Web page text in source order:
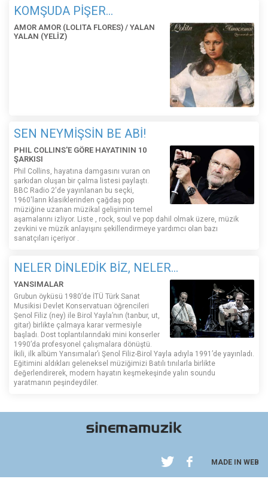
KOMŞUDA PİŞER...
AMOR AMOR (LOLITA FLORES) / YALAN
YALAN (YELİZ)
SEN NEYMİŞSİN BE ABİ!
PHIL COLLINS'E GÖRE HAYATININ 10
ŞARKISI
Phil Collins, hayatına damgasını vuran on
şarkıdan oluşan bir çalma listesi paylaştı.
BBC Radio 2'de yayınlanan bu seçki,
1960'ların klasiklerinden çağdaş pop
müziğine uzanan müzikal gelişimin temel
aşamalarını izliyor. Liste , rock, soul ve pop dahil olmak üzere, müzik
zevkini ve müzik anlayışını şekillendirmeye yardımcı olan bazı
sanatçıları içeriyor .
NELER DİNLEDİK BİZ, NELER...
YANSIMALAR
Grubun öyküsü 1980’de İTÜ Türk Sanat
Musikisi Devlet Konservatuarı öğrencileri
Şenol Filiz (ney) ile Birol Yayla’nın (tanbur, ut,
gitar) birlikte çalmaya karar vermesiyle
başladı. Dost toplantılarındaki mini konserler
1990’da profesyonel çalışmalara dönüştü.
İkili, ilk albüm Yansımalar’ı Şenol Filiz-Birol Yayla adıyla 1991’de yayınladı.
Eğitimini aldıkları geleneksel müziğimizi Batılı tınılarla birlikte
değerlendirerek, modern hayatın keşmekeşinde yalın soundu
yaratmanın peşindeydiler.
MADE IN WEB